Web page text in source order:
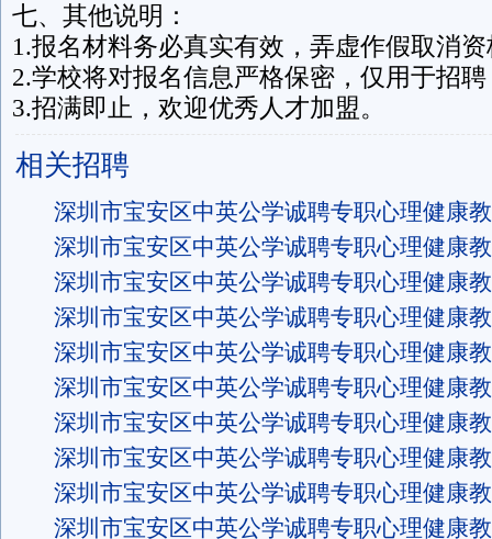
七、其他说明：
1.报名材料务必真实有效，弄虚作假取消
2.学校将对报名信息严格保密，仅用于招聘
3.招满即止，欢迎优秀人才加盟。
相关招聘
深圳市宝安区中英公学诚聘专职心理健康
深圳市宝安区中英公学诚聘专职心理健康
深圳市宝安区中英公学诚聘专职心理健康
深圳市宝安区中英公学诚聘专职心理健康
深圳市宝安区中英公学诚聘专职心理健康
深圳市宝安区中英公学诚聘专职心理健康
深圳市宝安区中英公学诚聘专职心理健康
深圳市宝安区中英公学诚聘专职心理健康
深圳市宝安区中英公学诚聘专职心理健康
深圳市宝安区中英公学诚聘专职心理健康